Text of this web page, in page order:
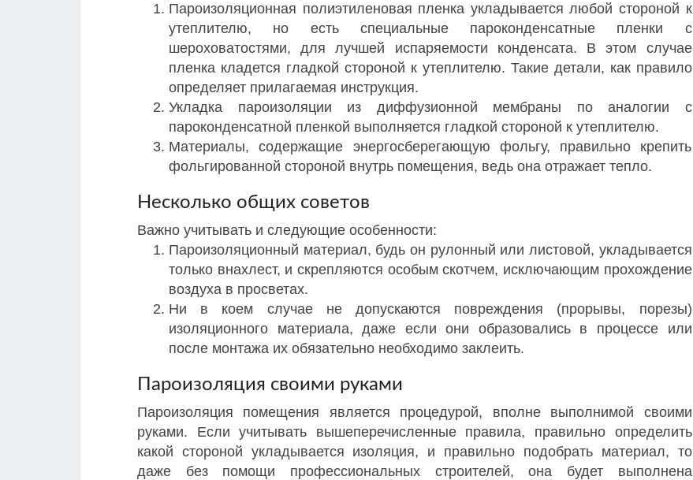
Пароизоляционная полиэтиленовая пленка укладывается любой стороной к
утеплителю, но есть специальные пароконденсатные пленки с
шероховатостями, для лучшей испаряемости конденсата. В этом случае
пленка кладется гладкой стороной к утеплителю. Такие детали, как правило
определяет прилагаемая инструкция.
Укладка пароизоляции из диффузионной мембраны по аналогии с
пароконденсатной пленкой выполняется гладкой стороной к утеплителю.
Материалы, содержащие энергосберегающую фольгу, правильно крепить
фольгированной стороной внутрь помещения, ведь она отражает тепло.
Несколько общих советов
Важно учитывать и следующие особенности:
Пароизоляционный материал, будь он рулонный или листовой, укладывается
только внахлест, и скрепляются особым скотчем, исключающим прохождение
воздуха в просветах.
Ни в коем случае не допускаются повреждения (прорывы, порезы)
изоляционного материала, даже если они образовались в процессе или
после монтажа их обязательно необходимо заклеить.
Пароизоляция своими руками
Пароизоляция помещения является процедурой, вполне выполнимой своими
руками. Если учитывать вышеперечисленные правила, правильно определить
какой стороной укладывается изоляция, и правильно подобрать материал, то
даже без помощи профессиональных строителей, она будет выполнена